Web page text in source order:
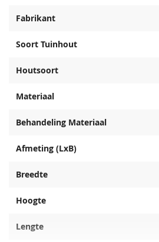
Fabrikant
Soort Tuinhout
Houtsoort
Materiaal
Behandeling Materiaal
Afmeting (LxB)
Breedte
Hoogte
Lengte